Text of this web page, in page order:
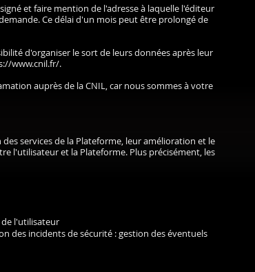
et faire mention de l'adresse à laquelle l'éditeur
Ce délai d'un mois peut être prolongé de
d'organiser le sort de leurs données après leur
www.cnil.fr/.
auprès de la CNIL, car nous sommes à votre
services de la Plateforme, leur amélioration et le
l'utilisateur et la Plateforme. Plus précisément, les
l'utilisateur
des incidents de sécurité : gestion des éventuels